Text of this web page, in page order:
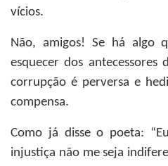
vícios.
Não, amigos! Se há algo
esquecer dos antecessores
corrupção é perversa e
compensa.
Como já disse o poeta:
injustiça não me seja